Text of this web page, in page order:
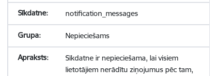
notification_messages
Nepieciešams
Sīkdatne ir nepieciešama, lai visiem
lietotājiem nerādītu ziņojumus pēc tam,